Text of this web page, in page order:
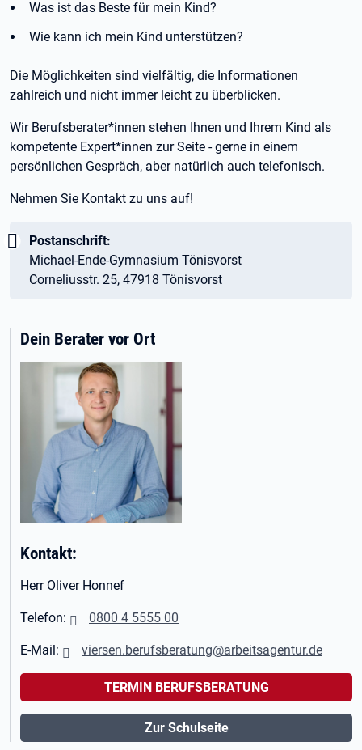
Was ist das Beste für mein Kind?
Wie kann ich mein Kind unterstützen?
Die Möglichkeiten sind vielfältig, die Informationen
zahlreich und nicht immer leicht zu überblicken.
Wir Berufsberater*innen stehen Ihnen und Ihrem Kind als
kompetente Expert*innen zur Seite - gerne in einem
persönlichen Gespräch, aber natürlich auch telefonisch.
Nehmen Sie Kontakt zu uns auf!
Wichtig:
Postanschrift:
Michael-Ende-Gymnasium Tönisvorst
Corneliusstr. 25, 47918 Tönisvorst
Dein Berater vor Ort
Kontakt:
Herr Oliver Honnef
Telefon: 0800 4 5555 00
E-Mail: viersen.berufsberatung@arbeitsagentur.de
TERMIN BERUFSBERATUNG
Zur Schulseite